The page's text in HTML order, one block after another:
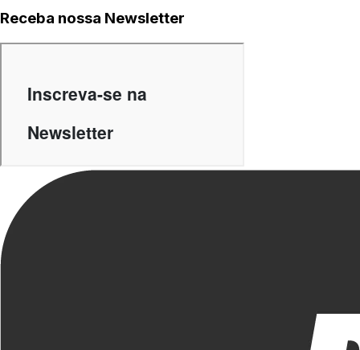
Receba nossa Newsletter